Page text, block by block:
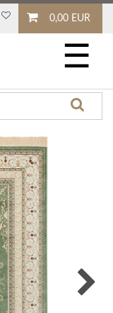
0,00 EUR
☰